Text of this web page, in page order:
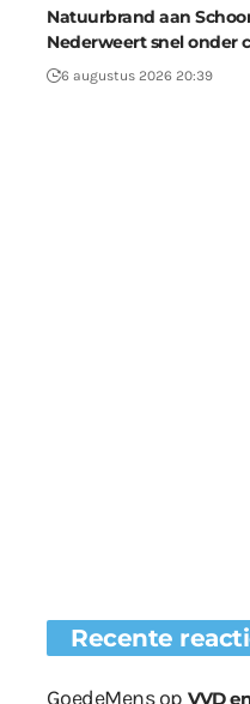
Natuurbrand aan
Nederweert snel onder
6 augustus 2026 20:39
Recente
GoedeMensop VVD